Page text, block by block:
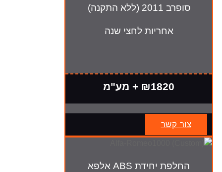
סופרב 2011 (ללא התקנה)
אחריות לחצי שנה
₪1820 + מע"מ
צור קשר
החלפת יחידת ABS אלפא